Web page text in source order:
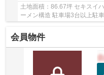
土地面積：86.67坪 セキスイ
ーメン構造 駐車場3台以上
向かいに南郷小学校があり、
会員物件